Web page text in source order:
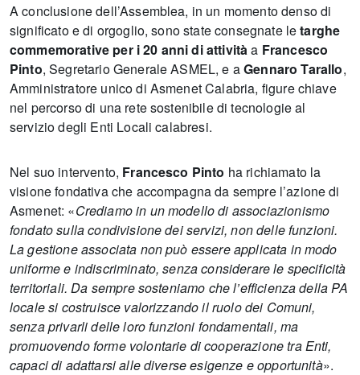
A conclusione dell’Assemblea, in un momento denso di
significato e di orgoglio, sono state consegnate letarghe
commemorative per i 20 anni di attivitàa Francesco
Pinto, Segretario Generale ASMEL, e aGennaro Tarallo,
Amministratore unico di Asmenet Calabria, figure chiave
nel percorso di una rete sostenibile di tecnologie al
servizio degli Enti Locali calabresi.
Nel suo intervento, Francesco Pinto ha richiamato la
visione fondativa che accompagna da sempre l’azione di
Asmenet: «Crediamo in un modello di associazionismo
fondato sulla condivisione dei servizi, non delle funzioni.
La gestione associata non può essere applicata in modo
uniforme e indiscriminato, senza considerare le specificità
territoriali. Da sempre sosteniamo che l’efficienza della PA
locale si costruisce valorizzando il ruolo dei Comuni,
senza privarli delle loro funzioni fondamentali, ma
promuovendo forme volontarie di cooperazione tra Enti,
capaci di adattarsi alle diverse esigenze e opportunità».